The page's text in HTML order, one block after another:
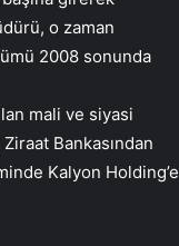
o zaman
2008 sonunda
mali ve siyasi
Bankasından
Kalyon Holding’e